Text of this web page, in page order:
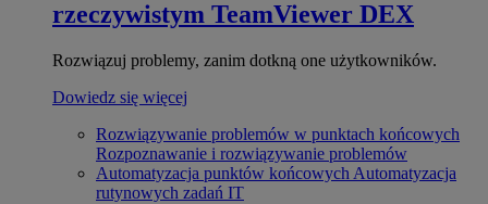
rzeczywistym TeamViewer DEX
Rozwiązuj problemy, zanim dotkną one użytkowników.
Dowiedz się więcej
Rozwiązywanie problemów w punktach końcowych
Rozpoznawanie i rozwiązywanie problemów
Automatyzacja punktów końcowych Automatyzacja
rutynowych zadań IT